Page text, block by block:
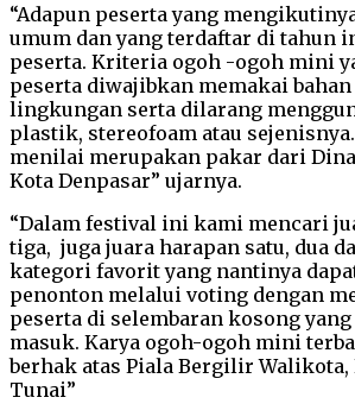
“Adapun peserta yang
umum dan yang terdaftar di tahun
peserta. Kriteria ogoh -ogoh mini
peserta diwajibkan memakai
lingkungan serta dilarang
plastik, stereofoam atau
menilai merupakan pakar dari
Kota Denpasar” ujarnya.
“Dalam festival ini kami mencari
tiga, juga juara harapan satu, dua
kategori favorit yang nantinya
penonton melalui voting dengan
peserta di selembaran kosong
masuk. Karya ogoh-ogoh mini
berhak atas Piala Bergilir Walikota,
Tunai”